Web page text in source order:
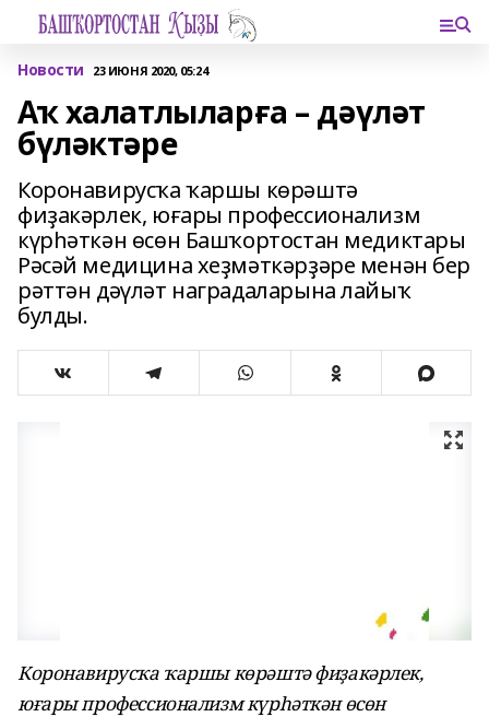
Новости 23 ИЮНЯ 2020, 05:24
Аҡ халатлыларға – дәүләт
бүләктәре
Коронавирусҡа ҡаршы көрәштә
фиҙакәрлек, юғары профессионализм
күрһәткән өсөн Башҡортостан медиктары
Рәсәй медицина хеҙмәткәрҙәре менән бер
рәттән дәүләт наградаларына лайыҡ
булды.
Коронавирусҡа ҡаршы көрәштә фиҙакәрлек,
юғары профессионализм күрһәткән өсөн